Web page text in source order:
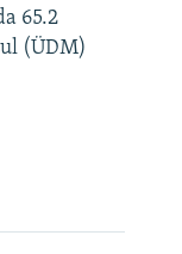
480p
360p
480p
65.2
(ÜDM)